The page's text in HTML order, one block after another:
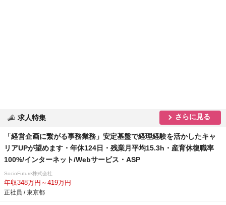
求人特集 さらに見る
「経営企画に繋がる事務業務」安定基盤で経理経験を活かしたキャ
リアUPが望めます・年休124日・残業月平均15.3h・産育休復職率
100%/インターネット/Webサービス・ASP
SocioFuture株式会社
年収348万円～419万円
正社員 / 東京都